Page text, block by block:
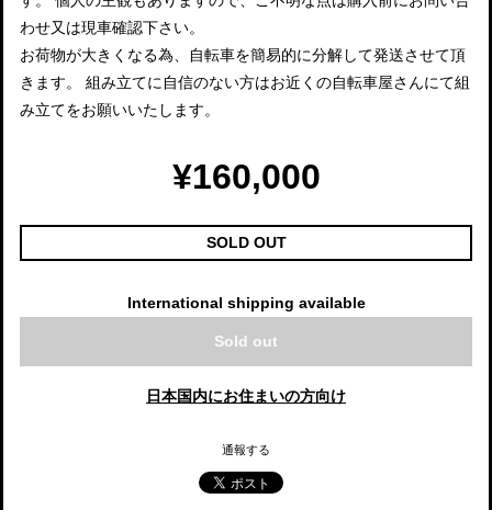
わせ又は現車確認下さい。
お荷物が大きくなる為、自転車を簡易的に分解して発送させて頂
きます。 組み立てに自信のない方はお近くの自転車屋さんにて組
み立てをお願いいたします。
¥160,000
SOLD OUT
International shipping available
Sold out
日本国内にお住まいの方向け
通報する